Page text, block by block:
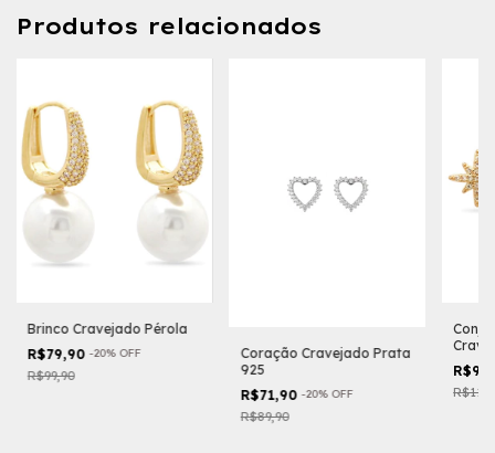
Produtos relacionados
Brinco Cravejado Pérola
R$79,90 -20% OFF
R$99,90
Coração Cravejado Prata
925
R$71,90 -20% OFF
R$89,90